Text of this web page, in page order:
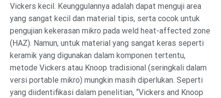
Vickers kecil. Keunggulannya adalah dapat menguji area
yang sangat kecil dan material tipis, serta cocok untuk
pengujian kekerasan mikro pada weld heat-affected zone
(HAZ). Namun, untuk material yang sangat keras seperti
keramik yang digunakan dalam komponen tertentu,
metode Vickers atau Knoop tradisional (seringkali dalam
versi portable mikro) mungkin masih diperlukan. Seperti
yang diidentifikasi dalam penelitian, “Vickers and Knoop